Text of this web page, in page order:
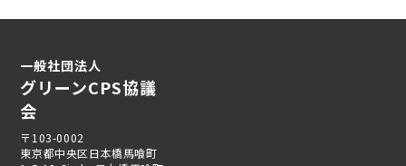
一般社団法人
グリーンCPS協議
会
〒103-0002
東京都中央区日本橋馬喰町